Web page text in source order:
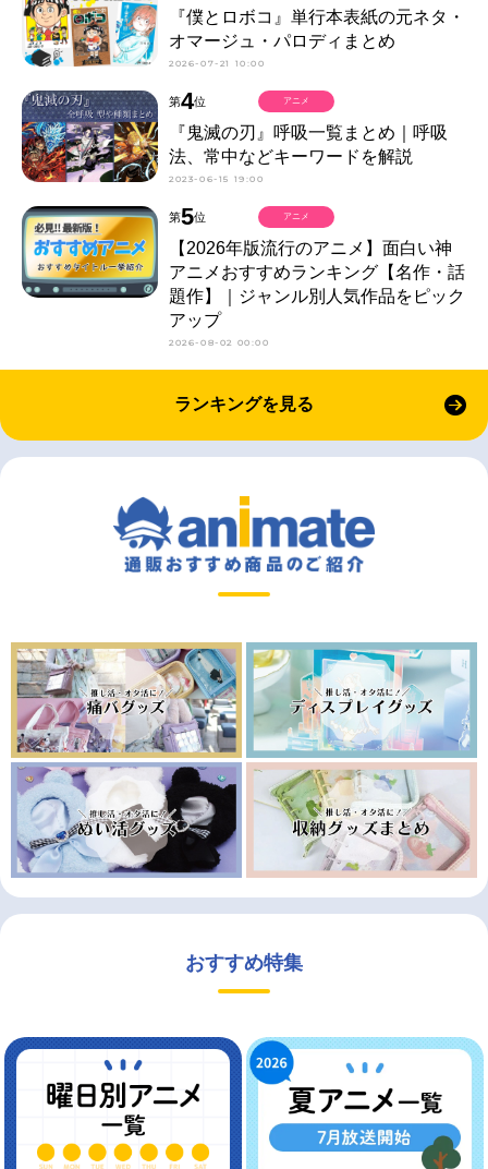
『僕とロボコ』単行本表紙の元ネタ・
オマージュ・パロディまとめ
2026-07-21 10:00
第4位
『鬼滅の刃』呼吸一覧まとめ｜呼吸
法、常中などキーワードを解説
2023-06-15 19:00
アニメ
第5位
【2026年版流行のアニメ】面白い神
アニメおすすめランキング【名作・話
題作】｜ジャンル別人気作品をピック
アップ
2026-08-02 00:00
アニメ
ランキングを見る
おすすめ特集